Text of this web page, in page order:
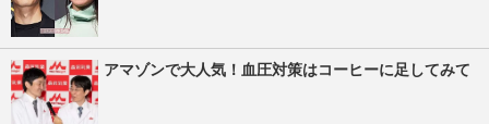
アマゾンで大人気！血圧対策はコーヒーに足してみて